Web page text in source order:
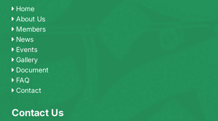
Home
About Us
Members
News
Events
Gallery
Document
FAQ
Contact
Contact Us